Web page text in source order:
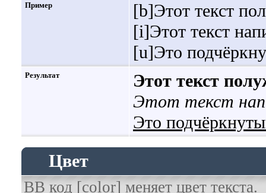
Пример
[b]Этот текст
[i]Этот текст
[u]Это
Результат
Этот текст
Этот текст
Это
Цвет
BB код [color] меняет цвет текста.